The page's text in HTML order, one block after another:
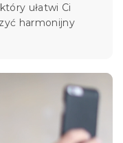
ułatwi Ci
harmonijny